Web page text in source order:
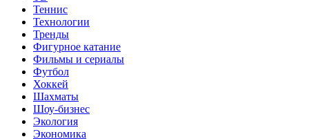
Теннис
Технологии
Тренды
Фигурное катание
Фильмы и сериалы
Футбол
Хоккей
Шахматы
Шоу-бизнес
Экология
Экономика